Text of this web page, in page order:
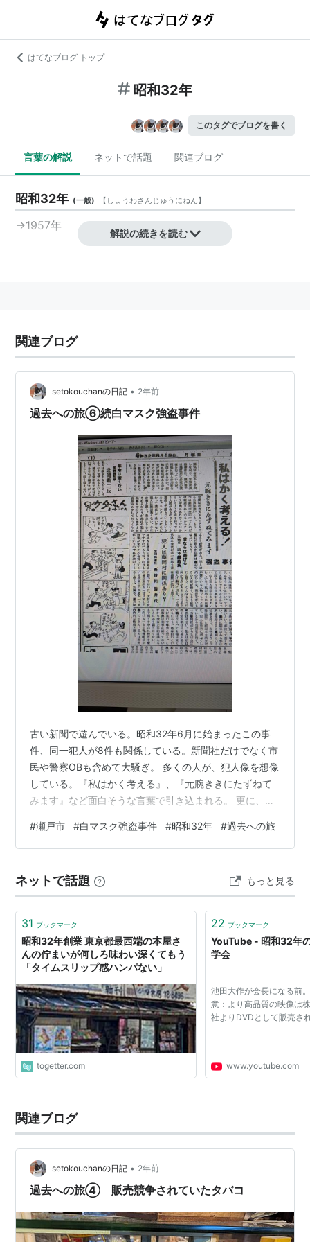
はてなブログ トップ
昭和32年
このタグでブログを書く
言葉の解説 ネットで話題 関連ブログ
昭和32年 (一般) 【 しょうわさんじゅうにねん】
→1957年
解説の続きを読む
関連ブログ
setokouchanの日記 • 2年前
過去への旅⑥続白マスク強盗事件
古い新聞で遊んでいる。昭和32年6月に始まったこの事
件、同一犯人が8件も関係している。新聞社だけでなく市
民や警察OBも含めて大騒ぎ。 多くの人が、犯人像を想像
している。『私はかく考える』、『元腕ききにたずねて
みます』など面白そうな言葉で引き込まれる。 更に、犯
る。 残り2件の事件はいつどうなっていくのか楽しみで
仕方がない。
#瀬戸市 #白マスク強盗事件 #昭和32年 #過去への旅
ネットで話題 もっと見る
31 ブックマーク
昭和32年創業 東京都最西端の本屋さ
んの佇まいが何しろ味わい深くてもう
「タイムスリップ感ハンパない」
togetter.com
22 ブックマーク
YouTube - 昭和32年
学会
池田大作が会長になる前
意：より高品質の映像は
社よりDVDとして販売さ
www.youtube.com
関連ブログ
setokouchanの日記 • 2年前
過去への旅④ 販売競争されていたタバコ